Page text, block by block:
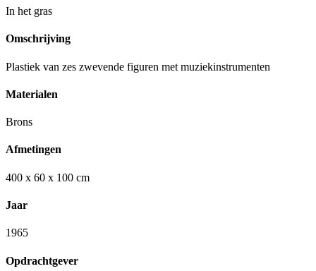
In het gras
Omschrijving
Plastiek van zes zwevende figuren met muziekinstrumenten
Materialen
Brons
Afmetingen
400 x 60 x 100 cm
Jaar
1965
Opdrachtgever